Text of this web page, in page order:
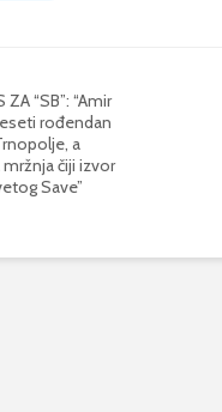
ZA “SB”: “Amir
rođendan
a
čiji izvor
Save”